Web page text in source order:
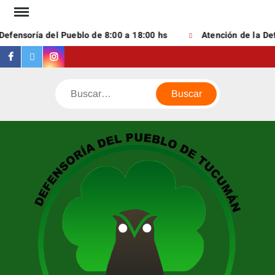
Saltar
contenidodel Pueblo de 8:00 a 18:00 hs Atención de la
Facebook
TwitterInstagram
Buscar